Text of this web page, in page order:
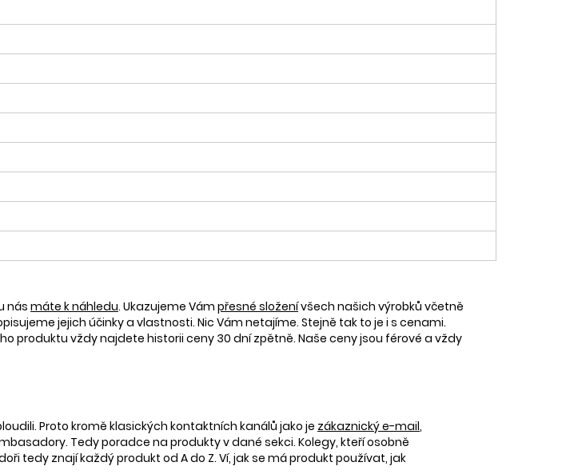
nás máte k náhledu. Ukazujeme Vám přesné složenívšech našich výrobků včetně
jejich účinky a vlastnosti. Nic Vám netajíme. Stejně tak to je i s cenami.
produktu vždy najdete historii ceny 30 dní zpětně. Naše ceny jsou férové a vždy
Proto kromě klasických kontaktních kanálů jako je zákaznický e-mail,
Tedy poradce na produkty v dané sekci. Kolegy, kteří osobně
tedy znají každý produkt od A do Z. Ví, jak se má produkt používat, jak